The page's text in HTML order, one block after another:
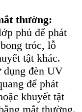
thường:
phủ để phát
tróc, lỗ
tật khác.
dụng đèn UV
để phát
khuyết tật
mắt thường.